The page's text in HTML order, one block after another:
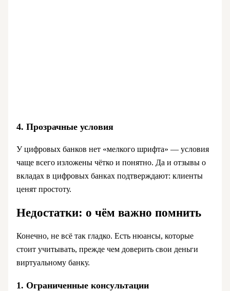
4. Прозрачные условия
У цифровых банков нет «мелкого шрифта» — условия
чаще всего изложены чётко и понятно. Да и отзывы о
вкладах в цифровых банках подтверждают: клиенты
ценят простоту.
Недостатки: о чём важно помнить
Конечно, не всё так гладко. Есть нюансы, которые
стоит учитывать, прежде чем доверить свои деньги
виртуальному банку.
1. Ограниченные консультации